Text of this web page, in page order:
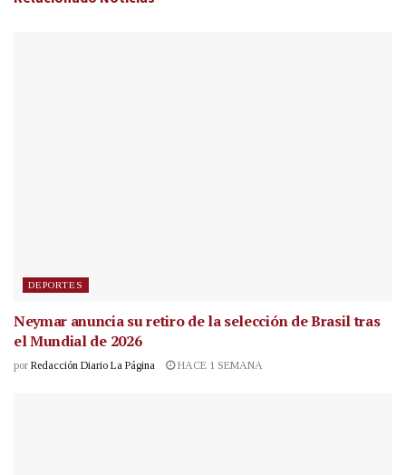
DEPORTES
Neymar anuncia su retiro de la selección de Brasil tras
el Mundial de 2026
por Redacción Diario La Página HACE 1 SEMANA